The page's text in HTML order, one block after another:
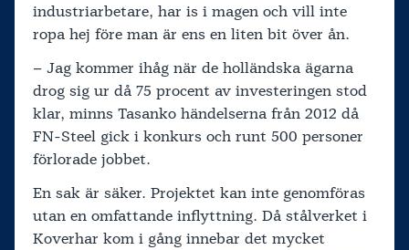
industriarbetare, har is i magen och vill inte
ropa hej före man är ens en liten bit över ån.
– Jag kommer ihåg när de holländska ägarna
drog sig ur då 75 procent av investeringen stod
klar, minns Tasanko händelserna från 2012 då
FN-Steel gick i konkurs och runt 500 personer
förlorade jobbet.
En sak är säker. Projektet kan inte genomföras
utan en omfattande inflyttning. Då stålverket i
Koverhar kom i gång innebar det mycket